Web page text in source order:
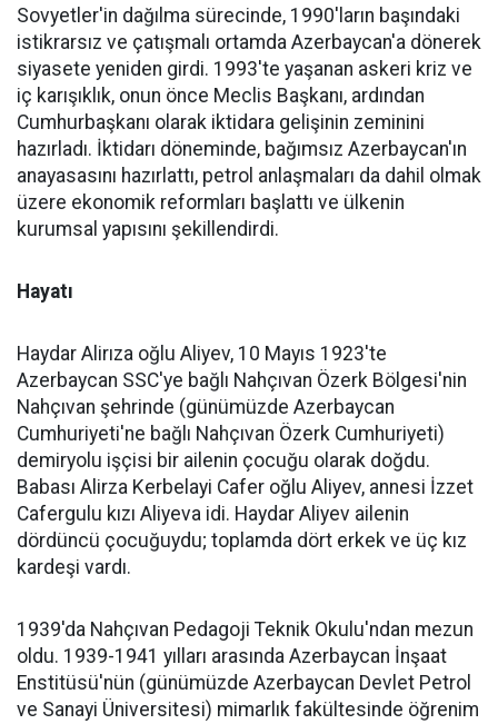
Sovyetler'in dağılma sürecinde, 1990'ların başındaki
istikrarsız ve çatışmalı ortamda Azerbaycan'a dönerek
siyasete yeniden girdi. 1993'te yaşanan askeri kriz ve
iç karışıklık, onun önce Meclis Başkanı, ardından
Cumhurbaşkanı olarak iktidara gelişinin zeminini
hazırladı. İktidarı döneminde, bağımsız Azerbaycan'ın
anayasasını hazırlattı, petrol anlaşmaları da dahil olmak
üzere ekonomik reformları başlattı ve ülkenin
kurumsal yapısını şekillendirdi.
Hayatı
Haydar Alirıza oğlu Aliyev, 10 Mayıs 1923'te
Azerbaycan SSC'ye bağlı Nahçıvan Özerk Bölgesi'nin
Nahçıvan şehrinde (günümüzde Azerbaycan
Cumhuriyeti'ne bağlı Nahçıvan Özerk Cumhuriyeti)
demiryolu işçisi bir ailenin çocuğu olarak doğdu.
Babası Alirza Kerbelayi Cafer oğlu Aliyev, annesi İzzet
Cafergulu kızı Aliyeva idi. Haydar Aliyev ailenin
dördüncü çocuğuydu; toplamda dört erkek ve üç kız
kardeşi vardı.
1939'da Nahçıvan Pedagoji Teknik Okulu'ndan mezun
oldu. 1939-1941 yılları arasında Azerbaycan İnşaat
Enstitüsü'nün (günümüzde Azerbaycan Devlet Petrol
ve Sanayi Üniversitesi) mimarlık fakültesinde öğrenim